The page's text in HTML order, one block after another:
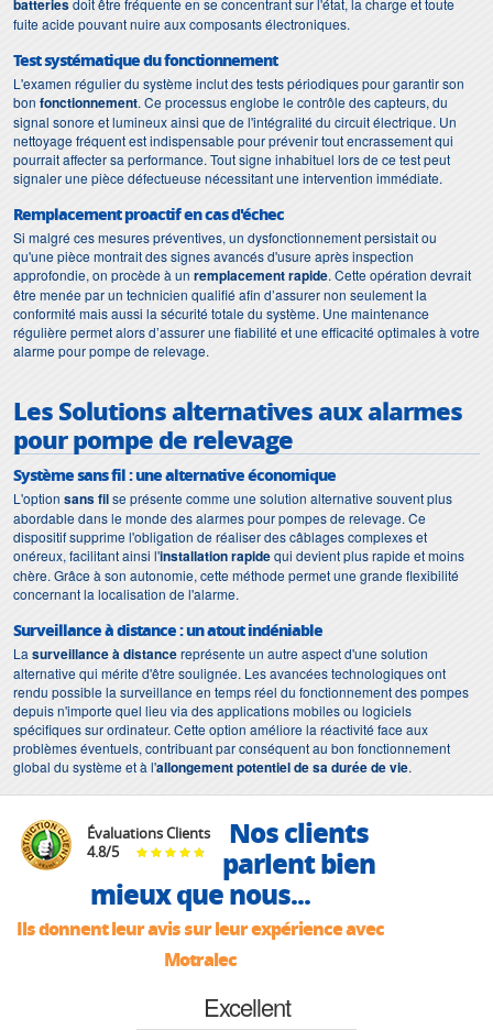
batteriesdoit être fréquente en se concentrant sur l'état, la charge et toute
fuite acide pouvant nuire aux composants électroniques.
Test systématique du fonctionnement
L'examen régulier du système inclut des tests périodiques pour garantir son
bon fonctionnement. Ce processus englobe le contrôle des capteurs, du
signal sonore et lumineux ainsi que de l'intégralité du circuit électrique. Un
nettoyage fréquent est indispensable pour prévenir tout encrassement qui
pourrait affecter sa performance. Tout signe inhabituel lors de ce test peut
signaler une pièce défectueuse nécessitant une intervention immédiate.
Remplacement proactif en cas d'échec
Si malgré ces mesures préventives, un dysfonctionnement persistait ou
qu'une pièce montrait des signes avancés d'usure après inspection
approfondie, on procède à un remplacement rapide. Cette opération devrait
être menée par un technicien qualifié afin d’assurer non seulement la
conformité mais aussi la sécurité totale du système. Une maintenance
régulière permet alors d’assurer une fiabilité et une efficacité optimales à votre
alarme pour pompe de relevage.
Les Solutions alternatives aux alarmes
pour pompe de relevage
Système sans fil : une alternative économique
L'option sans filse présente comme une solution alternative souvent plus
abordable dans le monde des alarmes pour pompes de relevage. Ce
dispositif supprime l'obligation de réaliser des câblages complexes et
onéreux, facilitant ainsi l'installation rapidequi devient plus rapide et moins
chère. Grâce à son autonomie, cette méthode permet une grande flexibilité
concernant la localisation de l'alarme.
Surveillance à distance : un atout indéniable
La surveillance à distancereprésente un autre aspect d'une solution
alternative qui mérite d'être soulignée. Les avancées technologiques ont
rendu possible la surveillance en temps réel du fonctionnement des pompes
depuis n'importe quel lieu via des applications mobiles ou logiciels
spécifiques sur ordinateur. Cette option améliore la réactivité face aux
problèmes éventuels, contribuant par conséquent au bon fonctionnement
global du système et à l'allongement potentiel de sa durée de vie.
Évaluations Clients
4.8/5
Nos clients
parlent bien
mieux que nous...
Ils donnent leur avis sur leur expérience avec
Motralec
Excellent